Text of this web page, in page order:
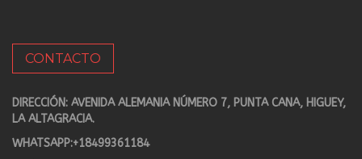
CONTACTO
DIRECCIÓN: AVENIDA ALEMANIA NÚMERO 7, PUNTA CANA, HIGUEY,
LA ALTAGRACIA.
WHATSAPP:+18499361184